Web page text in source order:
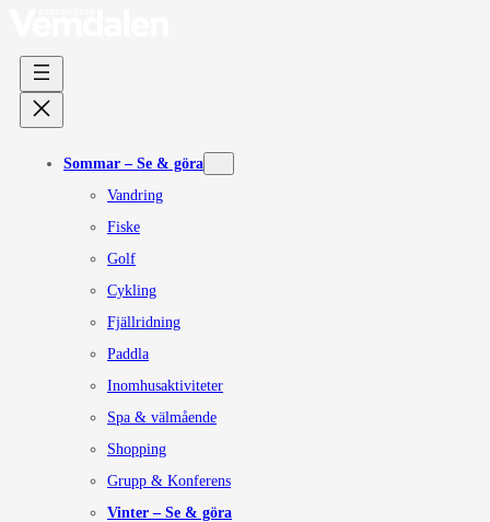
Sommar – Se & göra
Vandring
Fiske
Golf
Cykling
Fjällridning
Paddla
Inomhusaktiviteter
Spa & välmående
Shopping
Grupp & Konferens
Vinter – Se & göra